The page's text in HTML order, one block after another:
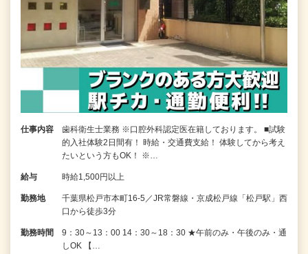
仕事内容
歯科衛生士業務 ※口腔外科認定医在籍しております。 ■試験
的入社体験2日間有！ 時給・交通費支給！ 体験してから考え
たいという方もOK！ ※…
給与 時給1,500円以上
勤務地
千葉県松戸市本町16-5／JR常磐線・京成松戸線「松戸駅」西
口から徒歩3分
勤務時間
9：30～13：00 14：30～18：30 ★午前のみ・午後のみ・通
しOK 【…